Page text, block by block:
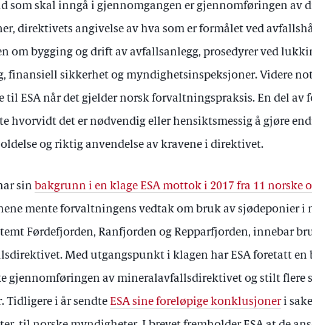
som skal inngå i gjennomgangen er gjennomføringen av
direktivets angivelse av hva som er formålet ved
om bygging og drift av avfallsanlegg, prosedyrer ved
finansiell sikkerhet og myndighetsinspeksjoner. Videre
til ESA når det gjelder norsk forvaltningspraksis. En del
hvorvidt det er nødvendig eller hensiktsmessig å gjøre
og riktig anvendelse av kravene i direktivet.
sin bakgrunn i en klage ESA mottok i 2017 fra 11 norske
mente forvaltningens vedtak om bruk av sjødeponier i
Førdefjorden, Ranfjorden og Repparfjorden, innebar
Med utgangspunkt i klagen har ESA foretatt en
gjennomføringen av mineralavfallsdirektivet og stilt flere
Tidligere i år sendte ESA sine foreløpige konklusjoneri